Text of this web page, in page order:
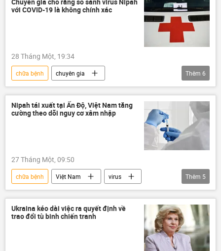
họp báo
với COVID-19 là không chính xác
28 Tháng Một, 19:34
chữa bệnh
chuyên gia
Quan điểm-Ý kiến
Ảnh hưởng về kinh tế-xã hội của đại dịch COVID-19
virus
y tế Thế giới
bệnh
Thêm 6
Nipah tái xuất tại Ấn Độ, Việt Nam tăng
cường theo dõi nguy cơ xâm nhập
27 Tháng Một, 09:50
chữa bệnh Việt Nam
virus
thông tin
Bộ Y Tế Việt Nam
bệnh
Xã hội
Ấn Độ
Thêm 5
Ukraina kéo dài việc ra quyết định về
trao đổi tù binh chiến tranh